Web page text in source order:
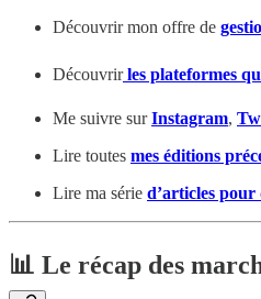
Découvrir mon offre de
Découvrirles plateformes
Me suivre surInstagram,
Lire toutes mes éditions
Lire ma série d’articles
📊 Le récap des